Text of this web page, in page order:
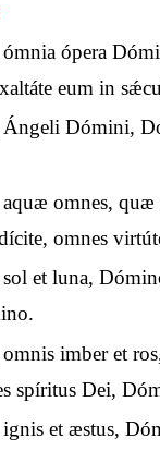
ómnia ópera
eum in
Ángeli Dómini,
omnes, quæ
omnes
et luna,
imber et
spíritus Dei,
et æstus,